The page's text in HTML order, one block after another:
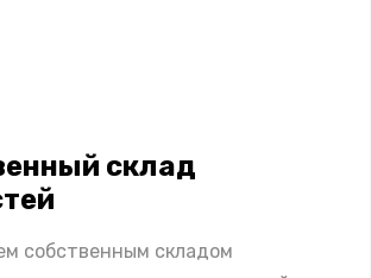
склад
собственным складом